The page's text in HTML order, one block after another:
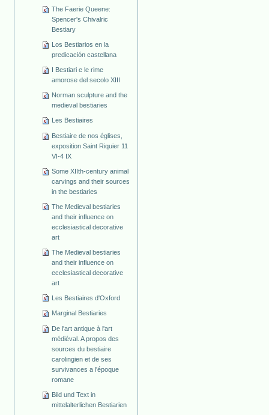
The Faerie Queene:
Spencer's Chivalric
Bestiary
Los Bestiarios en la
predicación castellana
I Bestiari e le rime
amorose del secolo XIII
Norman sculpture and the
medieval bestiaries
Les Bestiaires
Bestiaire de nos églises,
exposition Saint Riquier 11
VI-4 IX
Some XIIth-century animal
carvings and their sources
in the bestiaries
The Medieval bestiaries
and their influence on
ecclesiastical decorative
art
The Medieval bestiaries
and their influence on
ecclesiastical decorative
art
Les Bestiaires d'Oxford
Marginal Bestiaries
De l'art antique à l'art
médiéval. A propos des
sources du bestiaire
carolingien et de ses
survivances a l'époque
romane
Bild und Text in
mittelalterlichen Bestiarien